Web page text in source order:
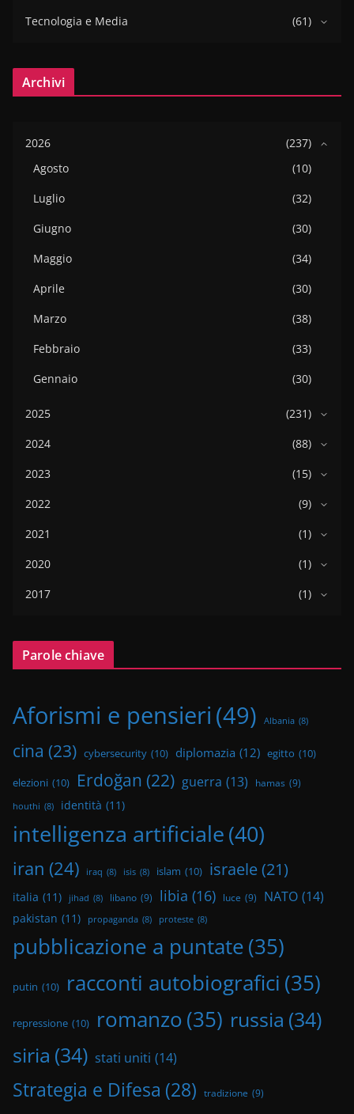
Tecnologia e Media
(61)
Archivi
2026
(237)
Agosto
(10)
Luglio
(32)
Giugno
(30)
Maggio
(34)
Aprile
(30)
Marzo
(38)
Febbraio
(33)
Gennaio
(30)
2025
(231)
2024
(88)
2023
(15)
2022
(9)
2021
(1)
2020
(1)
2017
(1)
Parole chiave
Aforismi e pensieri (49) Albania (8)
cina (23) cybersecurity (10) diplomazia (12) egitto (10)
elezioni (10) Erdoğan (22) guerra (13) hamas (9)
houthi (8) identità (11)
intelligenza artificiale(40)
iran (24) iraq (8) isis (8) islam (10) israele(21)
italia (11) jihad (8) libano (9) libia (16) luce (9) NATO (14)
pakistan (11) propaganda (8) proteste (8)
pubblicazione a puntate(35)
putin (10) racconti autobiografici (35)
repressione (10) romanzo(35) russia (34)
siria (34) stati uniti (14)
Strategia e Difesa (28) tradizione (9)